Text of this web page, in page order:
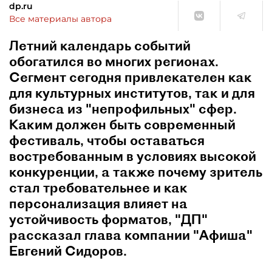
dp.ru
Все материалы автора
Летний календарь событий
обогатился во многих регионах.
Сегмент сегодня привлекателен как
для культурных институтов, так и для
бизнеса из "непрофильных" сфер.
Каким должен быть современный
фестиваль, чтобы оставаться
востребованным в условиях высокой
конкуренции, а также почему зритель
стал требовательнее и как
персонализация влияет на
устойчивость форматов, "ДП"
рассказал глава компании "Афиша"
Евгений Сидоров.